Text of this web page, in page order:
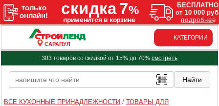
САРАПУЛ
КАТЕГОРИИ
303 товаров со скидкой от 15% до 70% смотреть
ВСЕ КУХОННЫЕ ПРИНАДЛЕЖНОСТИ / ТОВАРЫ ДЛЯ